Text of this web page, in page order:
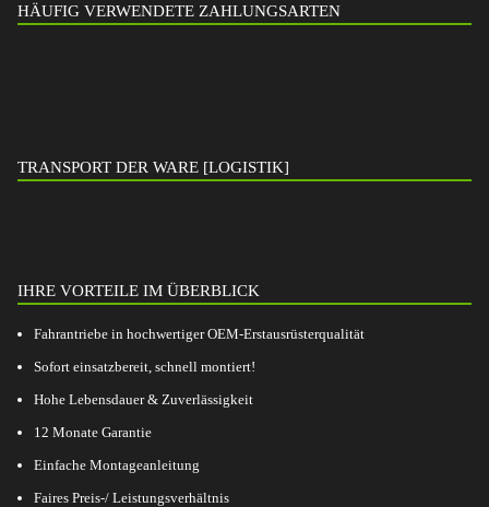
HÄUFIG VERWENDETE ZAHLUNGSARTEN
TRANSPORT DER WARE [LOGISTIK]
IHRE VORTEILE IM ÜBERBLICK
Fahrantriebe in hochwertiger OEM-Erstausrüsterqualität
Sofort einsatzbereit, schnell montiert!
Hohe Lebensdauer & Zuverlässigkeit
12 Monate Garantie
Einfache Montageanleitung
Faires Preis-/ Leistungsverhältnis